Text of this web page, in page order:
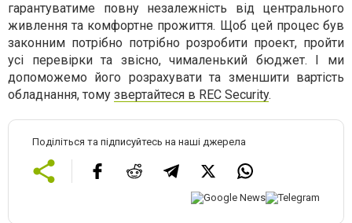
гарантуватиме повну незалежність від центрального
живлення та комфортне прожиття. Щоб цей процес був
законним потрібно потрібно розробити проект, пройти
усі перевірки та звісно, чималенький бюджет. І ми
допоможемо його розрахувати та зменшити вартість
обладнання, тому звертайтеся в REC Security.
Поділіться та підписуйтесь на наші джерела